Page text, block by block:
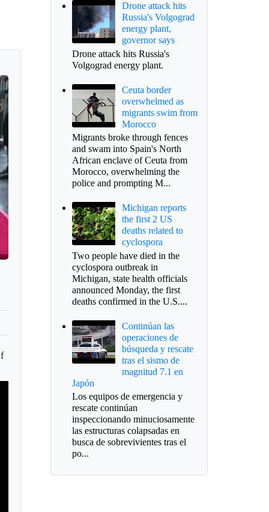
Drone attack hits
Russia's Volgograd
energy plant,
governor says
Drone attack hits Russia's
Volgograd energy plant.
Ceuta border
overwhelmed as
migrants swim from
Morocco
Migrants broke through fences
and swam into Spain's North
African enclave of Ceuta from
Morocco, overwhelming the
police and prompting M...
Michigan reports
the first 2 US
deaths related to
cyclospora
Two people have died in the
cyclospora outbreak in
Michigan, state health officials
announced Monday, the first
deaths confirmed in the U.S....
Continúan las
operaciones de
búsqueda y rescate
tras el sismo de
magnitud 7.1 en
Japón
Los equipos de emergencia y
rescate continúan
inspeccionando minuciosamente
las estructuras colapsadas en
busca de sobrevivientes tras el
po...